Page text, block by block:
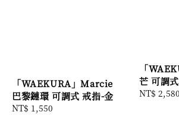
「WAEKURA」Marcie
巴黎鏈環 可調式 戒指-金
Regular
NT$ 1,550
「
芒 可調
Regular
NT$ 2,580